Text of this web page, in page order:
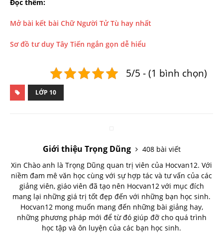
Đọc thêm:
Mở bài kết bài Chữ Người Tử Tù hay nhất
Sơ đồ tư duy Tây Tiến ngắn gọn dễ hiểu
5/5 - (1 bình chọn)
LỚP 10
Giới thiệu Trọng Dũng
408 bài viết
Xin Chào anh là Trọng Dũng quan trị viên của Hocvan12. Với
niềm đam mê văn học cùng với sự hợp tác và tư vấn của các
giảng viên, giáo viên đã tạo nên Hocvan12 với mục đích
mang lại những giá trị tốt đẹp đến với những bạn học sinh.
Hocvan12 mong muốn mang đến những bài giảng hay,
những phương pháp mới để từ đó giúp đỡ cho quá trình
học tập và ôn luyện của các bạn học sinh.